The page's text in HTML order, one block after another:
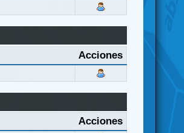
Acciones
Acciones